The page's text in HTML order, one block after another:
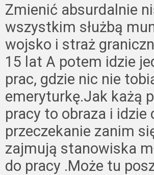
Zmienić absurdalnie
wszystkim służbą
wojsko i straż
15 lat A potem idzie
prac, gdzie nic nie
emeryturkę.Jak każą
pracy to obraza i idzie
przeczekanie zanim
zajmują stanowiska
do pracy .Może tu